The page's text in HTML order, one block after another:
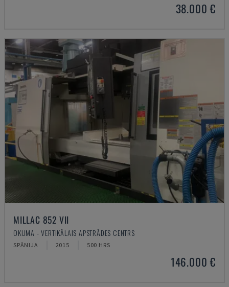
38.000 €
MILLAC 852 VII
OKUMA - VERTIKĀLAIS APSTRĀDES CENTRS
SPĀNIJA 2015 500 HRS
146.000 €